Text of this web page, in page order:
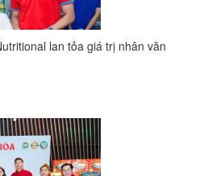
lan tỏa giá trị nhân văn